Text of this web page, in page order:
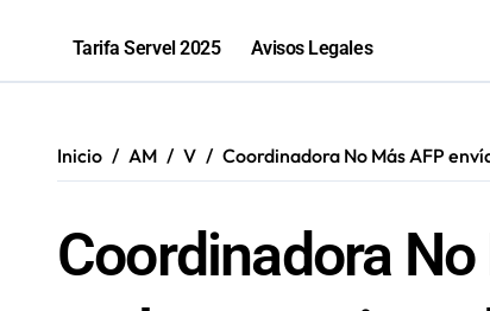
Sence abre cerca de mil
Tarifa Servel 2025 Avisos Legales
Inicio AM V Coordinadora No Más AFP
Coordinadora